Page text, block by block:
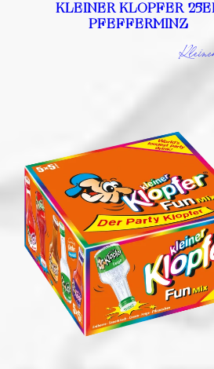
KLEINER KLOPFER
PFEFFERMINZ